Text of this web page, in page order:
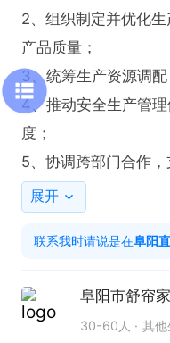
2、组织制定并优化
产品质量；
3、统筹生产资源调
4、推动安全生产管
度；
5、协调跨部门合作
6、给整个生产团队赋
任职要求：
1、具备较强的生产
问题；
3、具有良好的组织
展开
联系我时请说是在阜阳
阜阳市舒帘
30-60人 其他